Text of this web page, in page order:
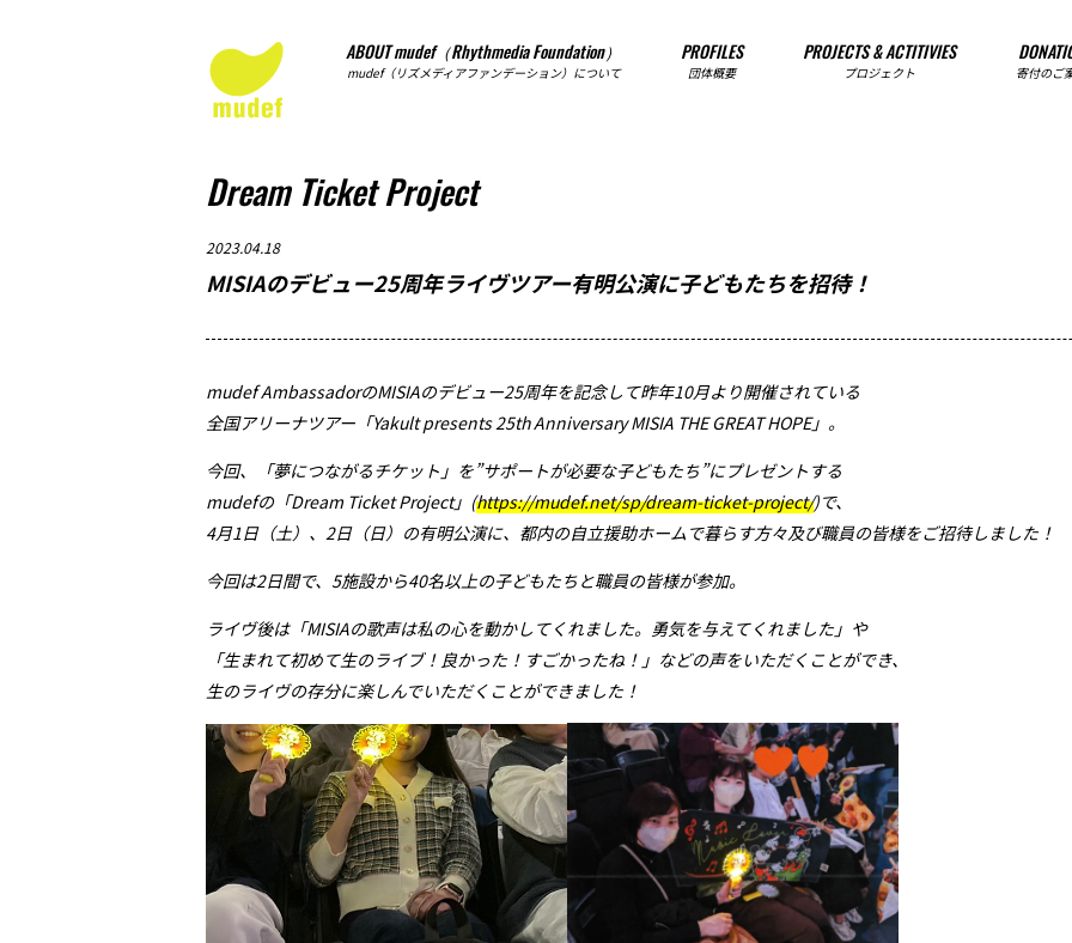
ABOUT mudef（Rhythmedia Foundation）
mudef（リズメディアファンデーション）について
PROFILES
団体概要
PROJECTS & ACTITIVIES
プロジェクト 寄付のご
Dream Ticket Project
2023.04.18
MISIAのデビュー25周年ライヴツアー有明公演に子どもたちを招待！
mudef AmbassadorのMISIAのデビュー25周年を記念して昨年10月より開催されている
全国アリーナツアー「Yakult presents 25th Anniversary MISIA THE GREAT HOPE」。
今回、「夢につながるチケット」を”サポートが必要な子どもたち”にプレゼントする
mudefの「Dream Ticket Project」 (https://mudef.net/sp/dream-ticket-project/)で、
4月1日（土）、 2日（日）の有明公演に、都内の自立援助ホームで暮らす方々及び職員の皆様をご招待しました！
今回は2日間で、 5施設から40名以上の子どもたちと職員の皆様が参加。
ライヴ後は「MISIAの歌声は私の心を動かしてくれました。勇気を与えてくれました」や
「生まれて初めて生のライブ！良かった！すごかったね！」などの声をいただくことができ、
生のライヴの存分に楽しんでいただくことができました！